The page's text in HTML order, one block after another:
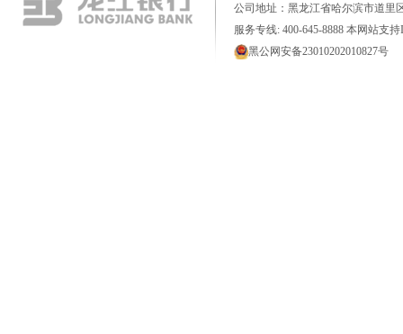
公司地址：黑龙江省哈尔滨市道里
服务专线: 400-645-8888 本网站支持
黑公网安备23010202010827号